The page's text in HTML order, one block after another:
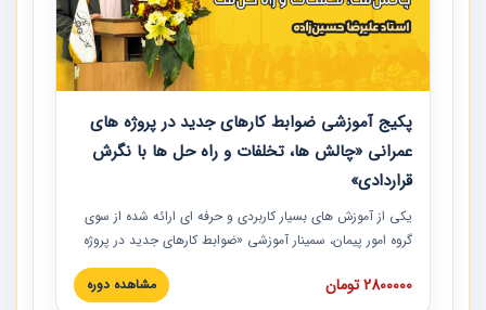
پکیج آموزشی ضوابط کارهای جدید در پروژه های
عمرانی «چالش ها، تخلفات و راه حل ها با نگرش
قراردادی»
یکی از آموزش‏‏‏‏‏‏ های بسیار کاربردی و حرفه‏ ای ارائه شده از سوی
گروه امور پیمان، سمینار آموزشی «ضوابط کارهای جدید در پروژه
های عمرانی» چالش ها، تخلفات و راه حل ها با نگرش قراردادی
است که در محل سندیکای شرکت های ساختمانی کشور ارائه شد.
2800000 تومان مشاهده دوره